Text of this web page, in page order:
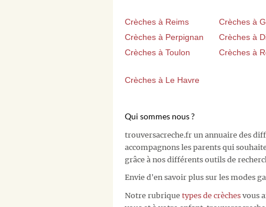
Crèches à Reims
Crèches à
Crèches à Perpignan
Crèches à
Crèches à Toulon
Crèches à
Crèches à Le Havre
Qui sommes nous ?
trouversacreche.fr un annuaire des
accompagnons les parents qui
grâce à nos différents outils de
Envie d'en savoir plus sur les modes
Notre rubrique types de crèches vous